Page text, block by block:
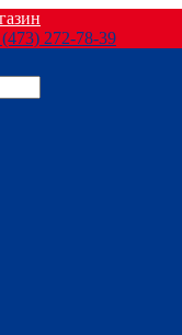
272-78-39